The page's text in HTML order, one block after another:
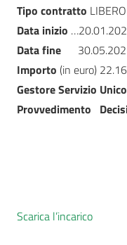
Tipo contratto
Data inizio
Data fine
Importo (in euro)
Gestore Servizio
Provvedimento
Scarica l’incarico